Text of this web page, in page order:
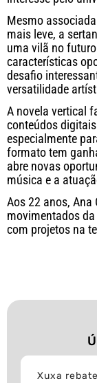
Mesmo
mais leve, a
uma vilã no
características
desafio
versatilidade
A novela vertical
conteúdos
especialmente
formato tem
abre novas
música e a
Aos 22 anos,
movimentados
com projetos na
Xuxa